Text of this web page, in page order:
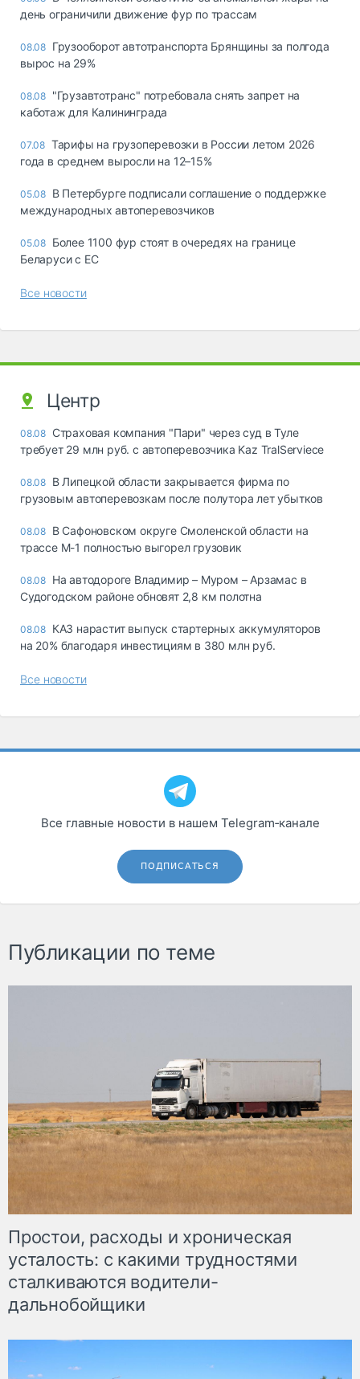
день ограничили движение фур по трассам
08.08 Грузооборот автотранспорта Брянщины за полгода
вырос на 29%
08.08 "Грузавтотранс" потребовала снять запрет на
каботаж для Калининграда
07.08 Тарифы на грузоперевозки в России летом 2026
года в среднем выросли на 12–15%
05.08 В Петербурге подписали соглашение о поддержке
международных автоперевозчиков
05.08 Более 1100 фур стоят в очередях на границе
Беларуси с ЕС
Все новости
Центр
08.08 Страховая компания "Пари" через суд в Туле
требует 29 млн руб. с автоперевозчика Kaz TralServiece
08.08 В Липецкой области закрывается фирма по
грузовым автоперевозкам после полутора лет убытков
08.08 В Сафоновском округе Смоленской области на
трассе М-1 полностью выгорел грузовик
08.08 На автодороге Владимир – Муром – Арзамас в
Судогодском районе обновят 2,8 км полотна
08.08 КАЗ нарастит выпуск стартерных аккумуляторов
на 20% благодаря инвестициям в 380 млн руб.
Все новости
Все главные новости в нашем Telegram‑канале
ПОДПИСАТЬСЯ
Публикации по теме
Простои, расходы и хроническая
усталость: с какими трудностями
сталкиваются водители-
дальнобойщики